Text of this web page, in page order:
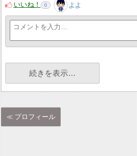
いいね！
0 よよ
続きを表示…
プロフィール